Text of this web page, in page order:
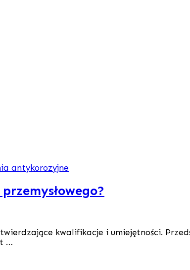
antykorozyjne
kwalifikacje i umiejętności.
…